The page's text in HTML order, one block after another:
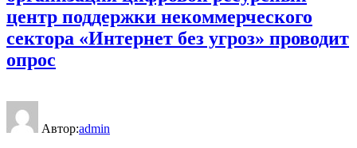
центр поддержки некоммерческого
сектора «Интернет без угроз» проводит
опрос
Автор:admin